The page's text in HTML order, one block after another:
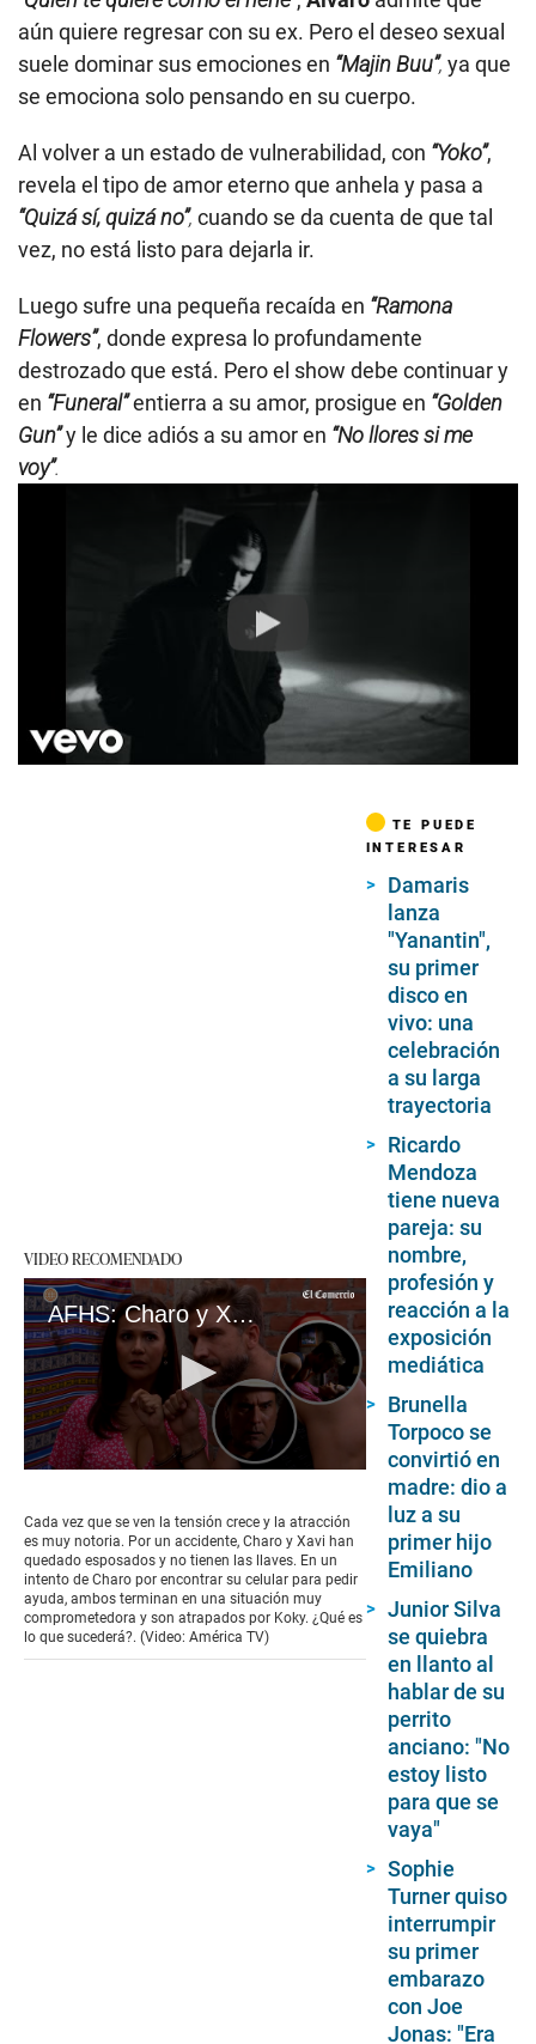
aún quiere regresar con su ex. Pero el deseo sexual
suele dominar sus emociones en “Majin Buu”, ya que
se emociona solo pensando en su cuerpo.
Al volver a un estado de vulnerabilidad, con “Yoko”,
revela el tipo de amor eterno que anhela y pasa a
“Quizá sí, quizá no”, cuando se da cuenta de que tal
vez, no está listo para dejarla ir.
Luego sufre una pequeña recaída en “Ramona
Flowers”, donde expresa lo profundamente
destrozado que está. Pero el show debe continuar y
en “Funeral”entierra a su amor, prosigue en “Golden
Gun”y le dice adiós a su amor en “No llores si me
voy”.
Play
VIDEO RECOMENDADO
AFHS: Charo y Xavi están esposados y terminan en una situación bastante comprometedora
of
2
minutes,
43
seconds
Cada vez que se ven la tensión crece y la atracción
es muy notoria. Por un accidente, Charo y Xavi han
quedado esposados y no tienen las llaves. En un
intento de Charo por encontrar su celular para pedir
ayuda, ambos terminan en una situación muy
comprometedora y son atrapados por Koky. ¿Qué es
lo que sucederá?. (Video: América TV)
TE PUEDE
INTERESAR
Damaris
lanza
"Yanantin",
su primer
disco en
vivo: una
celebración
a su larga
trayectoria
Ricardo
Mendoza
tiene nueva
pareja: su
nombre,
profesión y
reacción a la
exposición
mediática
Brunella
Torpoco se
convirtió en
madre: dio a
luz a su
primer hijo
Emiliano
Junior Silva
se quiebra
en llanto al
hablar de su
perrito
anciano: "No
estoy listo
para que se
vaya"
Sophie
Turner quiso
interrumpir
su primer
embarazo
con Joe
Jonas: "Era